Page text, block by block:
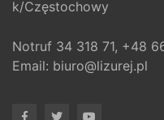
k/Częstochowy
Notruf 34 318 71, +48
Email: biuro@lizurej.pl